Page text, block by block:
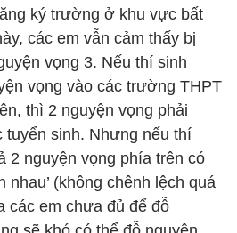
ký trường ở khu vực bất
các em vẫn cảm thấy bị
vọng 3. Nếu thí sinh
vọng vào các trường THPT
thì 2 nguyện vọng phải
tuyển sinh. Nhưng nếu thí
2 nguyện vọng phía trên có
nhau’ (không chênh lệch quá
các em chưa đủ để đỗ